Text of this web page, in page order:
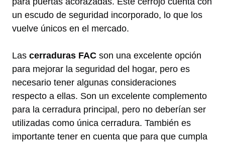
un escudo de seguridad incorporado, lo que los
vuelve únicos en el mercado.
Las cerraduras FAC son una excelente opción
para mejorar la seguridad del hogar, pero es
necesario tener algunas consideraciones
respecto a ellas. Son un excelente complemento
para la cerradura principal, pero no deberían ser
utilizadas como única cerradura. También es
importante tener en cuenta que para que cumpla